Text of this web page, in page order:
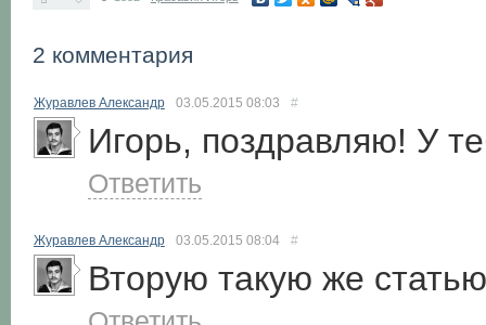
2 комментария
Журавлев Александр 03.05.2015 08:03 #
Игорь, поздравляю! У
Ответить
Журавлев Александр 03.05.2015 08:04 #
Вторую такую же